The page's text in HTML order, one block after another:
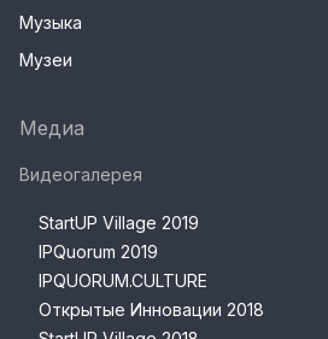
Музыка
Музеи
Медиа
Видеогалерея
StartUP Village 2019
IPQuorum 2019
IPQUORUM.CULTURE
Открытые Инновации 2018